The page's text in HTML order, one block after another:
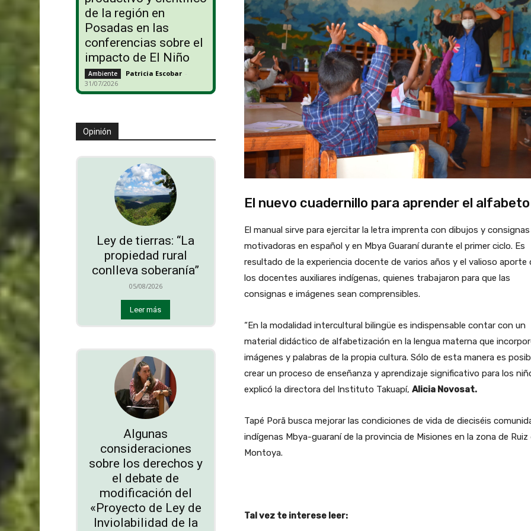
de la región en
Posadas en las
conferencias sobre el
impacto de El Niño
Ambiente Patricia Escobar -
31/07/2026
Opinión
Ley de tierras: “La
propiedad rural
conlleva soberanía”
05/08/2026
Leer más
Algunas
consideraciones
sobre los derechos y
el debate de
modificación del
«Proyecto de Ley de
Inviolabilidad de la
El nuevo cuadernillo para aprender el alfabeto
El manual sirve para ejercitar la letra imprenta con dibujos y consignas
motivadoras en español y en Mbya Guaraní durante el primer ciclo. Es
resultado de la experiencia docente de varios años y el valioso aporte
los docentes auxiliares indígenas, quienes trabajaron para que las
consignas e imágenes sean comprensibles.
“En la modalidad intercultural bilingüe es indispensable contar con un
material didáctico de alfabetización en la lengua materna que
imágenes y palabras de la propia cultura. Sólo de esta manera es
crear un proceso de enseñanza y aprendizaje significativo para los
explicó la directora del Instituto Takuapí, Alicia Novosat.
Tapé Porã busca mejorar las condiciones de vida de dieciséis
indígenas Mbya-guaraní de la provincia de Misiones en la zona de Ruiz
Montoya.
Tal vez te interese leer: